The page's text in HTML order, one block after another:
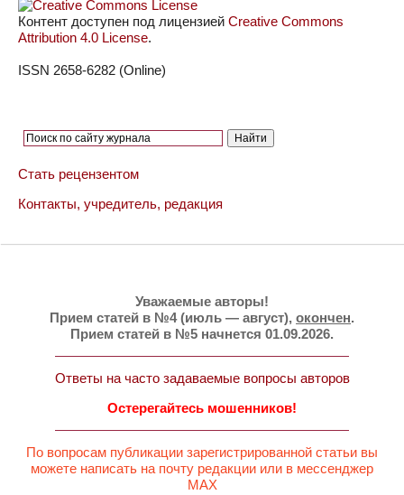
Контент доступен под лицензией Creative Commons
Attribution 4.0 License.
ISSN 2658-6282 (Online)
Стать рецензентом
Контакты, учредитель, редакция
Уважаемые авторы!
Прием статей в №4 (июль — август), окончен.
Прием статей в №5 начнется 01.09.2026.
Ответы на часто задаваемые вопросы авторов
Остерегайтесь мошенников!
По вопросам публикации зарегистрированной статьи вы
можете написать на почту редакции или в мессенджер
MAX